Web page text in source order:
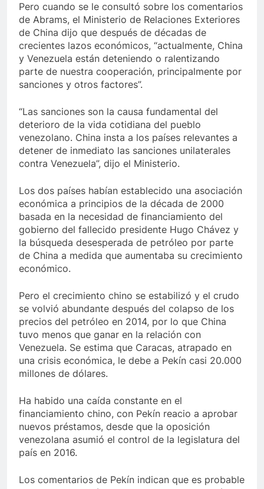
Pero cuando se le consultó sobre los comentarios
de Abrams, el Ministerio de Relaciones Exteriores
de China dijo que después de décadas de
crecientes lazos económicos, “actualmente, China
y Venezuela están deteniendo o ralentizando
parte de nuestra cooperación, principalmente por
sanciones y otros factores”.
“Las sanciones son la causa fundamental del
deterioro de la vida cotidiana del pueblo
venezolano. China insta a los países relevantes a
detener de inmediato las sanciones unilaterales
contra Venezuela”, dijo el Ministerio.
Los dos países habían establecido una asociación
económica a principios de la década de 2000
basada en la necesidad de financiamiento del
gobierno del fallecido presidente Hugo Chávez y
la búsqueda desesperada de petróleo por parte
de China a medida que aumentaba su crecimiento
económico.
Pero el crecimiento chino se estabilizó y el crudo
se volvió abundante después del colapso de los
precios del petróleo en 2014, por lo que China
tuvo menos que ganar en la relación con
Venezuela. Se estima que Caracas, atrapado en
una crisis económica, le debe a Pekín casi 20.000
millones de dólares.
Ha habido una caída constante en el
financiamiento chino, con Pekín reacio a aprobar
nuevos préstamos, desde que la oposición
venezolana asumió el control de la legislatura del
país en 2016.
Los comentarios de Pekín indican que es probable